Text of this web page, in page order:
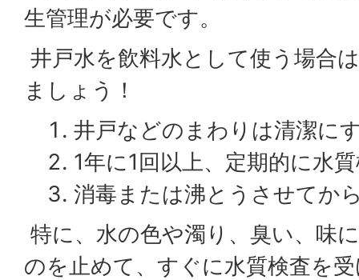
生管理が必要です。
井戸水を飲料水として使う場合
ましょう！
井戸などのまわりは清潔に
1年に1回以上、定期的に水
消毒または沸とうさせてか
特に、水の色や濁り、臭い、味
のを止めて、すぐに水質検査を